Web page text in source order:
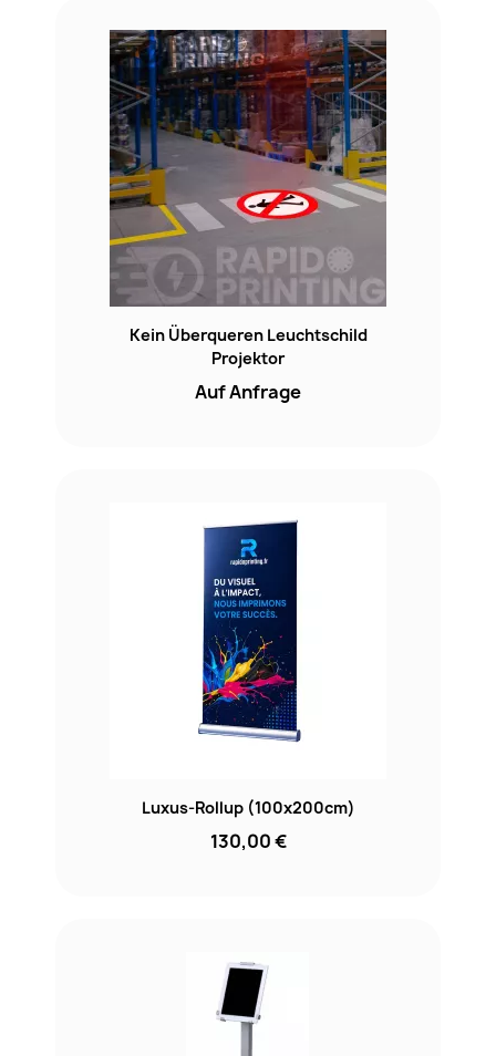
Kein Überqueren Leuchtschild
Projektor
Auf Anfrage
Luxus-Rollup (100x200cm)
130,00 €